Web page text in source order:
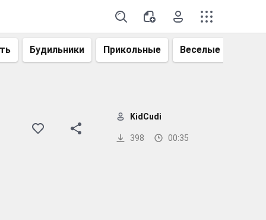
Будильники Прикольные Веселые
398 00:35
KidCudi